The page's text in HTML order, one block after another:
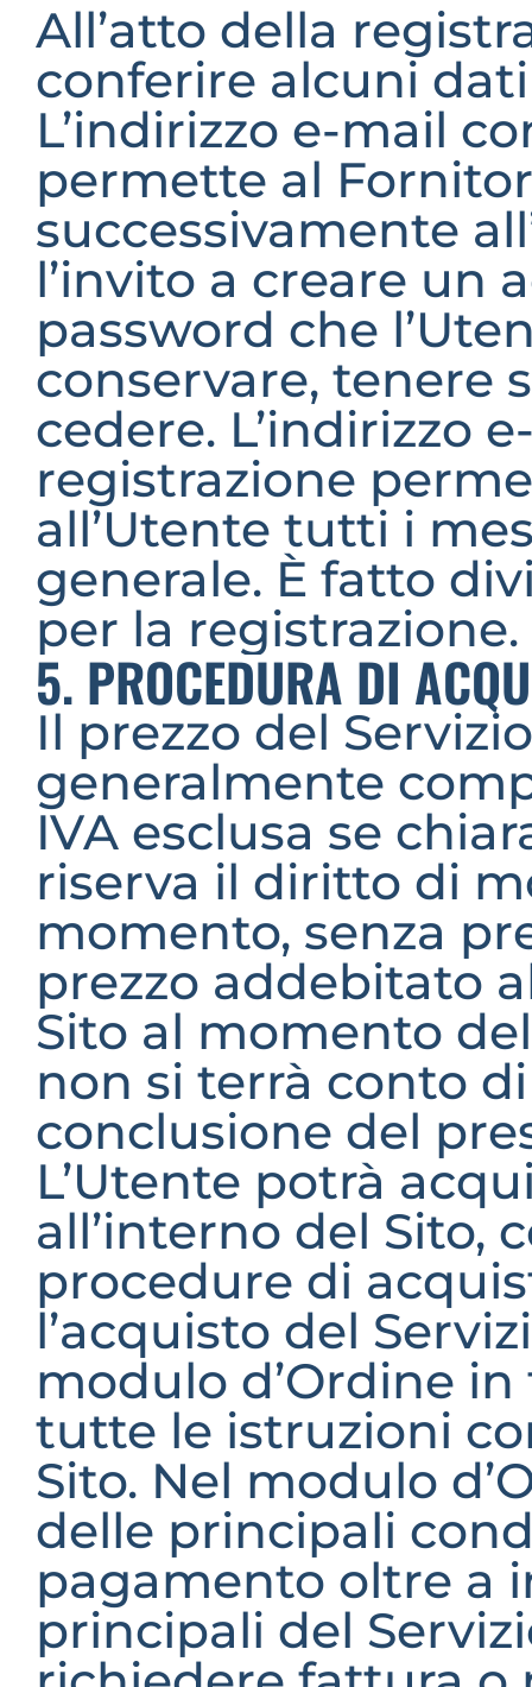
All’atto della
conferire alcuni
L’indirizzo e-mail
permette al
successivamente
l’invito a creare un
password che
conservare, tenere
cedere. L’indirizzo
registrazione
all’Utente tutti i
generale. È fatto
per la registrazione.
5. PROCEDURA DI
Il prezzo del
generalmente
IVA esclusa se
riserva il diritto di
momento, senza
prezzo addebitato
Sito al momento
non si terrà conto
conclusione del
L’Utente potrà
all’interno del Sito,
procedure di
l’acquisto del
modulo d’Ordine
tutte le istruzioni
Sito. Nel modulo
delle principali
pagamento oltre a
principali del